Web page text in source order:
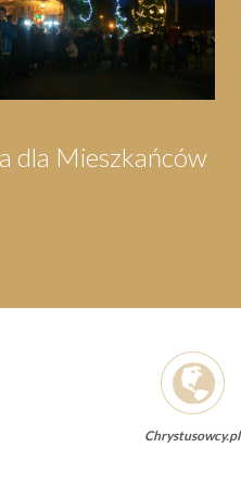
Pielgrzymka do
Chrystusowcy.pl